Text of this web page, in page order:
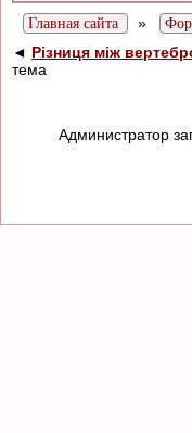
Главная сайта »
◄ Різниця між
тема
Администратор